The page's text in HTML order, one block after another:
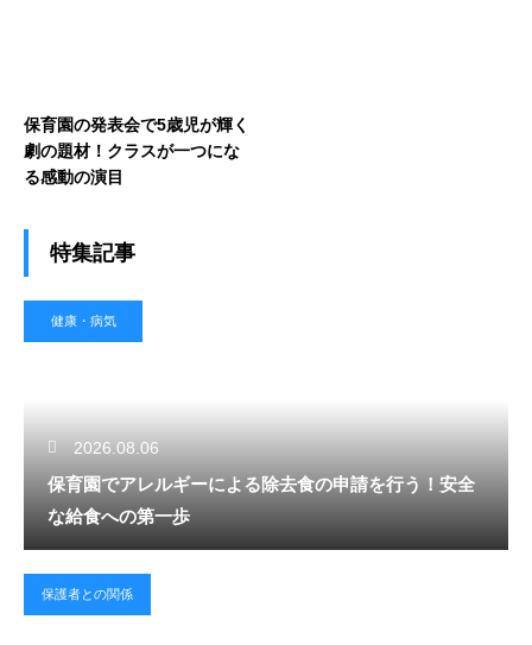
保育園の発表会で5歳児が輝く
劇の題材！クラスが一つにな
る感動の演目
特集記事
健康・病気
2026.08.06
保育園でアレルギーによる除去食の申請を行う！安全
な給食への第一歩
保護者との関係